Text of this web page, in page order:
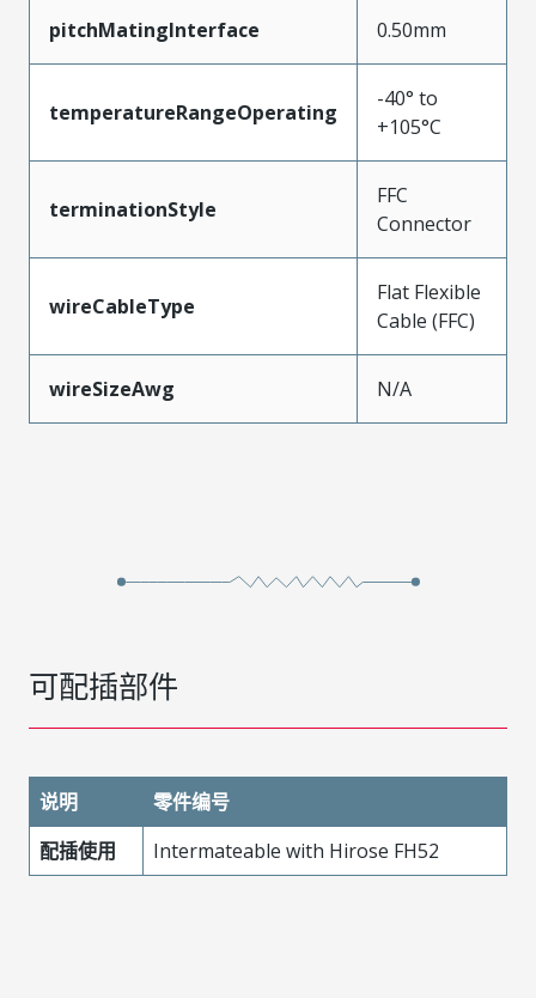
pitchMatingInterface 0.50mm
temperatureRangeOperating
-40° to
+105°C
terminationStyle
FFC
Connector
wireCableType
Flat Flexible
Cable (FFC)
wireSizeAwg N/A
可配插部件
说明
零件编号
配插使用
Intermateable with Hirose FH52